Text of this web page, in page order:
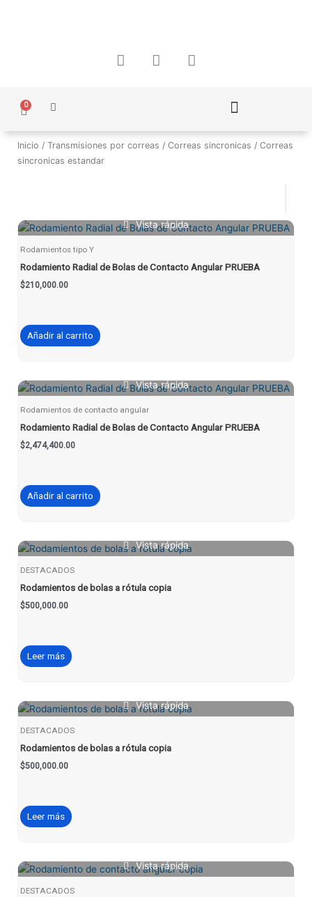
F
a
o
I
n
r
a
W
h
p
0
Carrito
Inicio / Transmisiones por correas / Correas sincronicas / Correas
sincronicas estandar
Vista rápida
Rodamientos tipo Y
Rodamiento Radial de Bolas de Contacto Angular PRUEBA
$210,000.00
Añadir al carrito
Vista rápida
Rodamientos de contacto angular
Rodamiento Radial de Bolas de Contacto Angular PRUEBA
$2,474,400.00
Añadir al carrito
Vista rápida
DESTACADOS
Rodamientos de bolas a rótula copia
$500,000.00
Leer más
Vista rápida
DESTACADOS
Rodamientos de bolas a rótula copia
$500,000.00
Leer más
Vista rápida
DESTACADOS